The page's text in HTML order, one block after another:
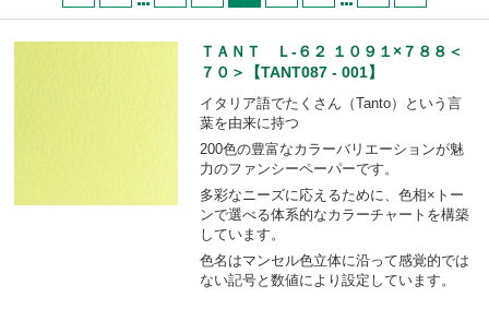
ＴＡＮＴ Ｌ-６２ １０９１×７８８＜
７０＞【TANT087 - 001】
イタリア語でたくさん（Tanto）という言
葉を由来に持つ
200色の豊富なカラーバリエーションが魅
力のファンシーペーパーです。
多彩なニーズに応えるために、色相×トー
ンで選べる体系的なカラーチャートを構築
しています。
色名はマンセル色立体に沿って感覚的では
ない記号と数値により設定しています。